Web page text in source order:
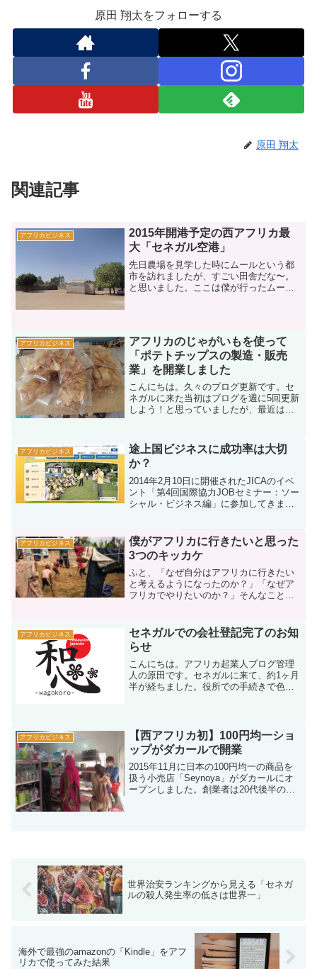
原田 翔太をフォローする
原田 翔太
関連記事
アフリカビジネス
2015年開港予定の西アフリカ最
大「セネガル空港」
先日農場を見学した時にムールという都
市を訪れましたが、すごい田舎だな〜。
と思いました。ここは僕が行ったムール
アフリカビジネス
アフリカのじゃがいもを使って
「ポテトチップスの製造・販売
業」を開業しました
こんにちは。久々のブログ更新です。セ
ネガルに来た当初はブログを週に5回更新
しよう！と思っていましたが、最近はか
やることが決まりました。長かっ
た・・・。始めた事はポテ...
アフリカビジネス
途上国ビジネスに成功率は大切
か？
2014年2月10日に開催されたJICAのイベ
ント「第4回国際協力JOBセミナー：ソー
シャル・ビジネス編」に参加してきまし
されている方達の講演会でした。講演に
来られた方...
アフリカビジネス
僕がアフリカに行きたいと思った
3つのキッカケ
ふと、「なぜ自分はアフリカに行きたい
と考えるようになったのか？」「なぜア
フリカでやりたいのか？」そんなことを
初めのキッカケになったのは初めてイン
ドに行った時だ。インド...
アフリカビジネス
セネガルでの会社登記完了のお知
らせ
こんにちは。アフリカ起業人ブログ管理
人の原田です。セネガルに来て、約1ヶ月
半が経ちました。役所での手続きで色々
会社を設立したこと...
アフリカビジネス
【西アフリカ初】100円均一ショ
ップがダカールで開業
2015年11月に日本の100円均一の商品を
扱う小売店「Seynoya」がダカールにオ
ープンしました。創業者は20代後半の野
世界治安ランキングから見える「セネガ
ルの殺人発生率の低さは世界一」
海外で最強のamazonの「Kindle」をアフ
リカで使ってみた結果